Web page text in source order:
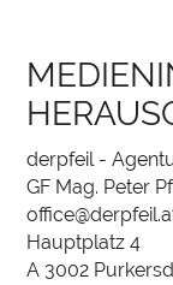
derpfeil -
GF Mag. Peter
Hauptplatz 4
A 3002